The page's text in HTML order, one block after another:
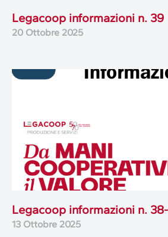
Legacoop informazioni n. 39
20 Ottobre 2025
Legacoop informazioni n.
13 Ottobre 2025